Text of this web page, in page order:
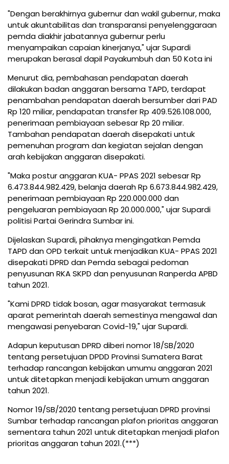
"Dengan berakhirnya gubernur dan wakil gubernur, maka
untuk akuntabilitas dan transparansi penyelenggaraan
pemda diakhir jabatannya gubernur perlu
menyampaikan capaian kinerjanya," ujar Supardi
merupakan berasal dapil Payakumbuh dan 50 Kota ini
Menurut dia, pembahasan pendapatan daerah
dilakukan badan anggaran bersama TAPD, terdapat
penambahan pendapatan daerah bersumber dari PAD
Rp 120 miliar, pendapatan transfer Rp 409.526.108.000,
penerimaan pembiayaan sebesar Rp 20 miliar.
Tambahan pendapatan daerah disepakati untuk
pemenuhan program dan kegiatan sejalan dengan
arah kebijakan anggaran disepakati.
"Maka postur anggaran KUA- PPAS 2021 sebesar Rp
6.473.844.982.429, belanja daerah Rp 6.673.844.982.429,
penerimaan pembiayaan Rp 220.000.000 dan
pengeluaran pembiayaan Rp 20.000.000," ujar Supardi
politisi Partai Gerindra Sumbar ini.
Dijelaskan Supardi, pihaknya mengingatkan Pemda
TAPD dan OPD terkait untuk menjadikan KUA- PPAS 2021
disepakati DPRD dan Pemda sebagai pedoman
penyusunan RKA SKPD dan penyusunan Ranperda APBD
tahun 2021.
"Kami DPRD tidak bosan, agar masyarakat termasuk
aparat pemerintah daerah semestinya mengawal dan
mengawasi penyebaran Covid-19," ujar Supardi.
Adapun keputusan DPRD diberi nomor 18/SB/2020
tentang persetujuan DPDD Provinsi Sumatera Barat
terhadap rancangan kebijakan umumu anggaran 2021
untuk ditetapkan menjadi kebijakan umum anggaran
tahun 2021.
Nomor 19/SB/2020 tentang persetujuan DPRD provinsi
Sumbar terhadap rancangan plafon prioritas anggaran
sementara tahun 2021 untuk ditetapkan menjadi plafon
prioritas anggaran tahun 2021.(***)